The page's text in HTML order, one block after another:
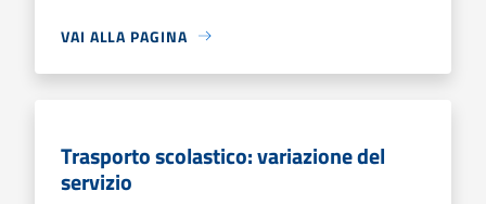
VAI ALLA PAGINA
Trasporto scolastico: variazione del
servizio